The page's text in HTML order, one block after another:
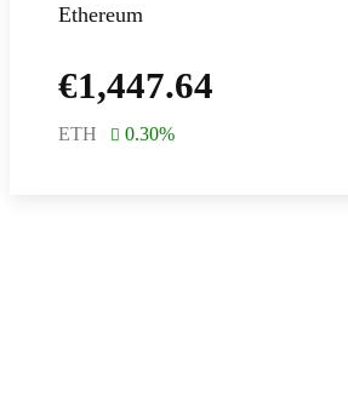
Ethereum
€1,447.64
ETH 0.30%